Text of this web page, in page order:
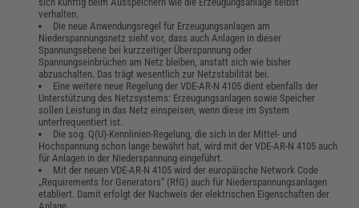
verhalten.
Die neue Anwendungsregel für Erzeugungsanlagen am
Niederspannungsnetz sieht vor, dass auch Anlagen in dieser
Spannungsebene bei kurzzeitiger Überspannung oder
Spannungseinbrüchen am Netz bleiben, anstatt sich wie bisher
abzuschalten. Das trägt wesentlich zur Netzstabilität bei.
Eine weitere neue Regelung der VDE-AR-N 4105 dient ebenfalls der
Unterstützung des Netzsystems: Erzeugungsanlagen sowie Speicher
sollen Leistung in das Netz einspeisen, wenn diese im System
unterfrequentiert ist.
Die sog. Q(U)-Kennlinien-Regelung, die sich in der Mittel- und
Hochspannung schon lange bewährt hat, wird mit der VDE-AR-N 4105 auch
für Anlagen in der Niederspannung eingeführt.
Mit der neuen VDE-AR-N 4105 wird der europäische Network Code
„Requirements for Generators“ (RfG) auch für Niederspannungsanlagen
etabliert. Damit erfolgt der Nachweis der elektrischen Eigenschaften der